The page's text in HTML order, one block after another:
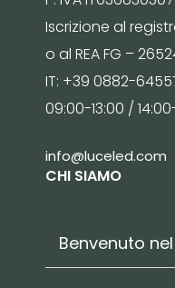
Iscrizione al
o al REA FG –
IT: +39 0882-
09:00-13:00 /
info@luceled.com
CHI SIAMO
Benvenuto